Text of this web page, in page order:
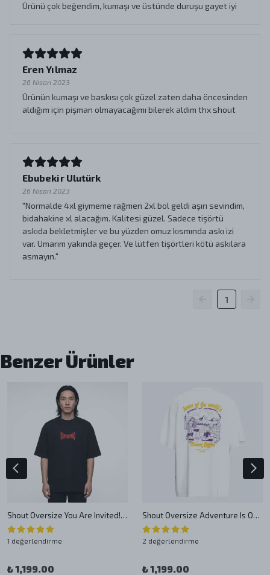
Ürünü çok beğendim, kumaşı ve üstünde duruşu gayet iyi
Eren Yılmaz
26 Nisan 2023
Ürünün kumaşı ve baskısı çok güzel zaten daha öncesinden
aldığım için pişman olmayacağımı bilerek aldım thx shout
Ebubekir Ulutürk
26 Nisan 2023
"Normalde 4xl giymeme rağmen 2xl bol geldi aşırı sevindim,
bidahakine xl alacağım. Kalitesi güzel. Sadece tişörtü
askıda bekletmişler ve bu yüzden omuz kısmında askı izi
var. Umarım yakında geçer. Ve lütfen tişörtleri kötü askılara
asmayın."
1
Benzer Ürünler
Shout Oversize You Are Invited! Oldschool Unisex T-Shirt
1 değerlendirme
₺ 1,199.00
Shout Oversize Adventure Is Out There Oldschool Unisex T-Shirt
2 değerlendirme
₺ 1,199.00